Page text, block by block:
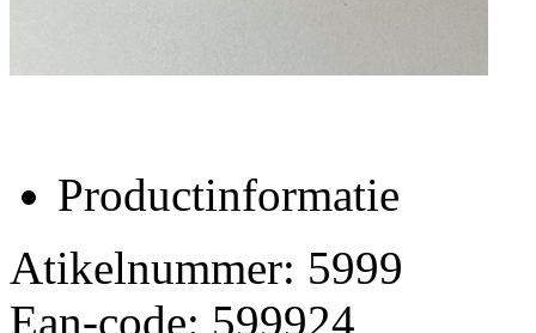
Productinformatie
Atikelnummer: 5999
Ean-code: 599924